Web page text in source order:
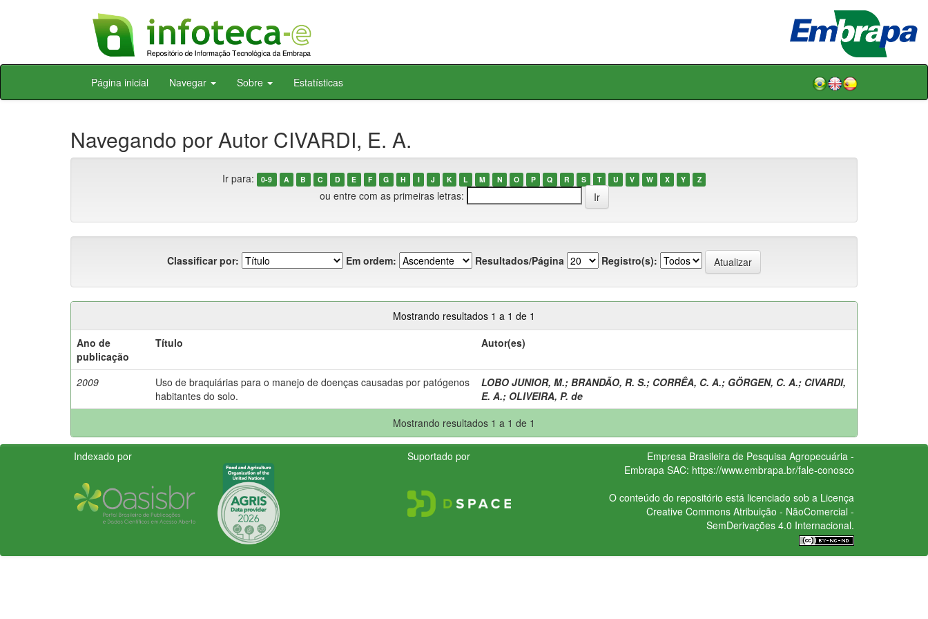
Skip
Página inicial Navegar Sobre Estatísticas
Navegando por Autor CIVARDI, E. A.
Ir para: 0-9 A B C D E F G H I J K L M N O P Q R S T U V W X Y Z
ou entre com as primeiras letras:
Classificar por: Em ordem: Resultados/Página Registro(s):
Mostrando resultados 1 a 1 de 1
Ano de
publicação
Título Autor(es)
2009
Uso de braquiárias para o manejo de doenças causadas por patógenos
habitantes do solo.
LOBO JUNIOR, M.; BRANDÃO, R. S.; CORRÊA, C. A.; GÖRGEN, C. A.; CIVARDI,
E. A.; OLIVEIRA, P. de
Mostrando resultados 1 a 1 de 1
Indexado por Suportado por
Empresa Brasileira de Pesquisa Agropecuária -
Embrapa SAC: https://www.embrapa.br/fale-conosco
O conteúdo do repositório está licenciado sob a Licença
Creative CommonsAtribuição - NãoComercial -
SemDerivações 4.0 Internacional.